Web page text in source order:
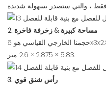
2. مساحة كبيرة & زخرفة فاخرة
حجمنا الخارجي القياسي هو 6x3x2.85 متر. المساحة الداخلية للوحدة هي
5.83 × 2.875 × 2.6 متر.
3. رأس شنق قوي